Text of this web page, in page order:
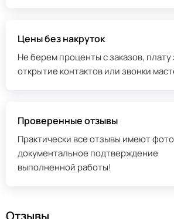
Цены без накруток
Не берем проценты с заказов, плату
открытие контактов или звонки
Проверенные отзывы
Практически все отзывы имеют
документальное подтверждение
выполненной работы!
Отзывы